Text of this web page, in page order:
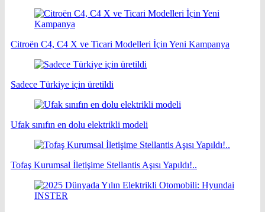
Citroën C4, C4 X ve Ticari Modelleri İçin Yeni Kampanya
Sadece Türkiye için üretildi
Ufak sınıfın en dolu elektrikli modeli
Tofaş Kurumsal İletişime Stellantis Aşısı Yapıldı!..